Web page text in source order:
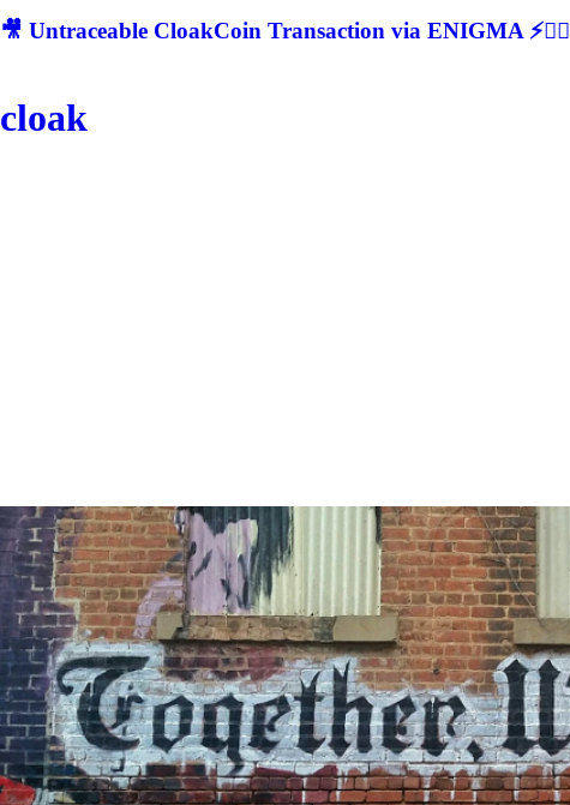
🎥 Untraceable CloakCoin Transaction via ENIGMA ⚡🕵‍♂
cloak